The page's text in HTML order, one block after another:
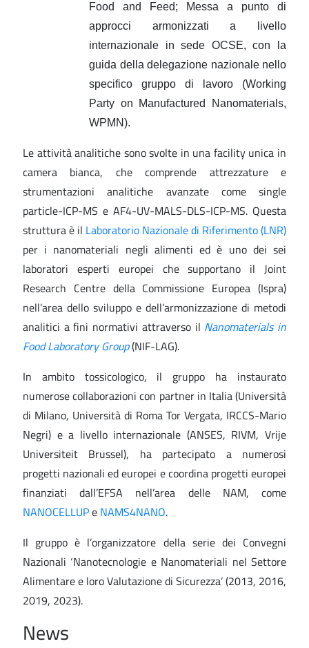
Food and Feed; Messa a punto di
approcci armonizzati a livello
internazionale in sede OCSE, con la
guida della delegazione nazionale nello
specifico gruppo di lavoro (Working
Party on Manufactured Nanomaterials,
WPMN).
Le attività analitiche sono svolte in una facility unica in
camera bianca, che comprende attrezzature e
strumentazioni analitiche avanzate come single
particle-ICP-MS e AF4-UV-MALS-DLS-ICP-MS. Questa
struttura è il Laboratorio Nazionale di Riferimento (LNR)
per i nanomateriali negli alimenti ed è uno dei sei
laboratori esperti europei che supportano il Joint
Research Centre della Commissione Europea (Ispra)
nell’area dello sviluppo e dell’armonizzazione di metodi
analitici a fini normativi attraverso il Nanomaterials in
Food Laboratory Group(NIF-LAG).
In ambito tossicologico, il gruppo ha instaurato
numerose collaborazioni con partner in Italia (Università
di Milano, Università di Roma Tor Vergata, IRCCS-Mario
Negri) e a livello internazionale (ANSES, RIVM, Vrije
Universiteit Brussel), ha partecipato a numerosi
progetti nazionali ed europei e coordina progetti europei
finanziati dall’EFSA nell’area delle NAM, come
NANOCELLUPe NAMS4NANO.
Il gruppo è l’organizzatore della serie dei Convegni
Nazionali ‘Nanotecnologie e Nanomateriali nel Settore
Alimentare e loro Valutazione di Sicurezza’ (2013, 2016,
2019, 2023).
News